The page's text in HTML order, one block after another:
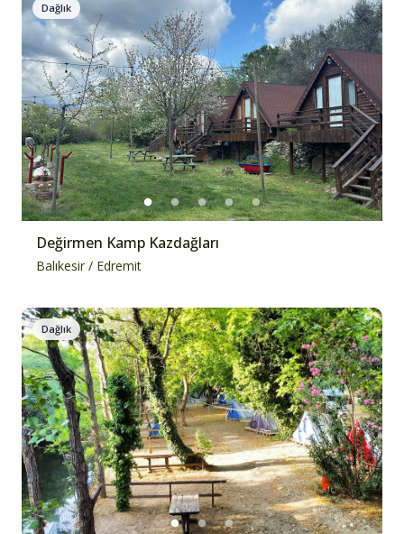
Dağlık
Değirmen Kamp Kazdağları
Balıkesir / Edremit
Dağlık